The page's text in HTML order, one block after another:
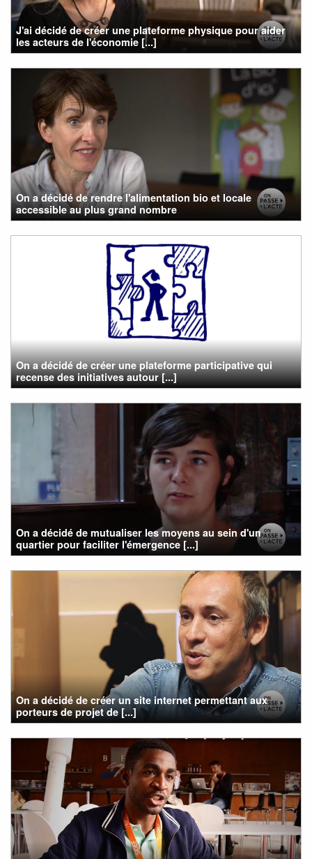
J'ai décidé de créer une plateforme physique pour aider
les acteurs de l'économie [...]
On a décidé de rendre l'alimentation bio et locale
accessible au plus grand nombre
On a décidé de créer une plateforme participative qui
recense des initiatives autour [...]
On a décidé de mutualiser les moyens au sein d'un
quartier pour faciliter l'émergence [...]
On a décidé de créer un site internet permettant aux
porteurs de projet de [...]